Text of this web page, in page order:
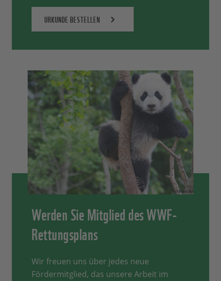
URKUNDE BESTELLEN
Werden Sie Mitglied des WWF-
Rettungsplans
Wir freuen uns über jedes neue
Fördermitglied, das unsere Arbeit im